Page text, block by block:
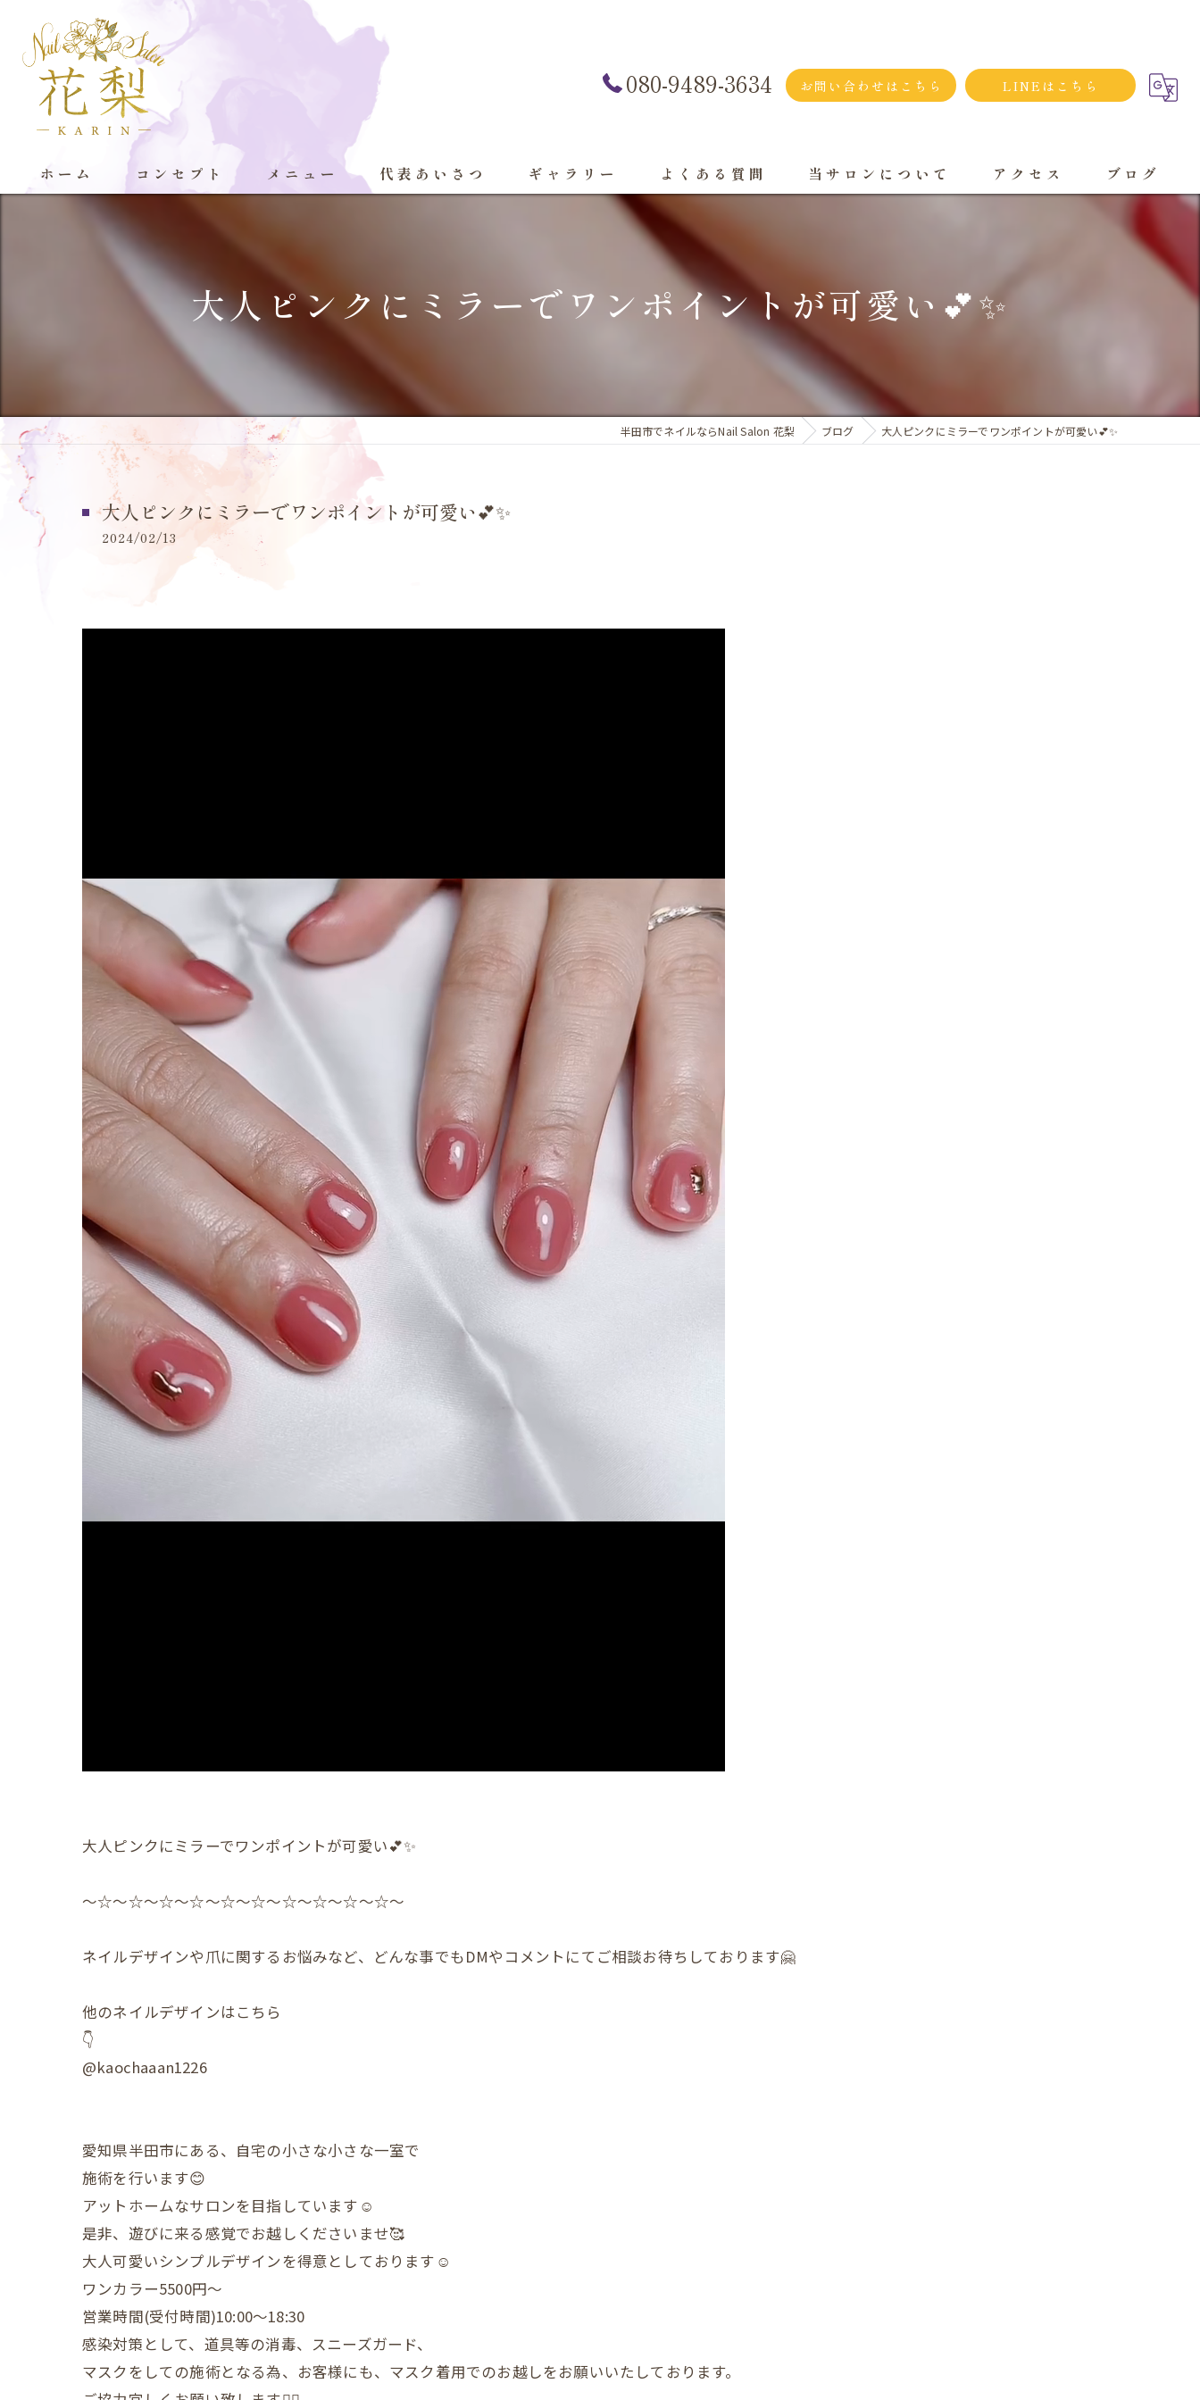
080-9489-3634 お問い合わせはこちら LINEはこちら
ホーム コンセプト メニュー 代表あいさつ ギャラリー よくある質問 当サロンについて
プライベートサロン
大人
持ち込み
アクセス ブログ
大人ピンクにミラーでワンポイントが可愛い💕✨️
半田市でネイルならNail Salon 花梨 ブログ 大人ピンクにミラーでワンポイントが可愛い💕✨️
大人ピンクにミラーでワンポイントが可愛い💕✨️
2024/02/13
大人ピンクにミラーでワンポイントが可愛い💕✨️
〜☆〜☆〜☆〜☆〜☆〜☆〜☆〜☆〜☆〜☆〜
ネイルデザインや爪に関するお悩みなど、どんな事でもDMやコメントにてご相談お待ちしております🤗
他のネイルデザインはこちら
👇
@kaochaaan1226
愛知県半田市にある、自宅の小さな小さな一室で
施術を行います😊
アットホームなサロンを目指しています☺️
是非、遊びに来る感覚でお越しくださいませ🥰
大人可愛いシンプルデザインを得意としております☺️
ワンカラー5500円〜
営業時間(受付時間)10:00〜18:30
感染対策として、道具等の消毒、スニーズガード、
マスクをしての施術となる為、お客様にも、マスク着用でのお越しをお願いいたしております。